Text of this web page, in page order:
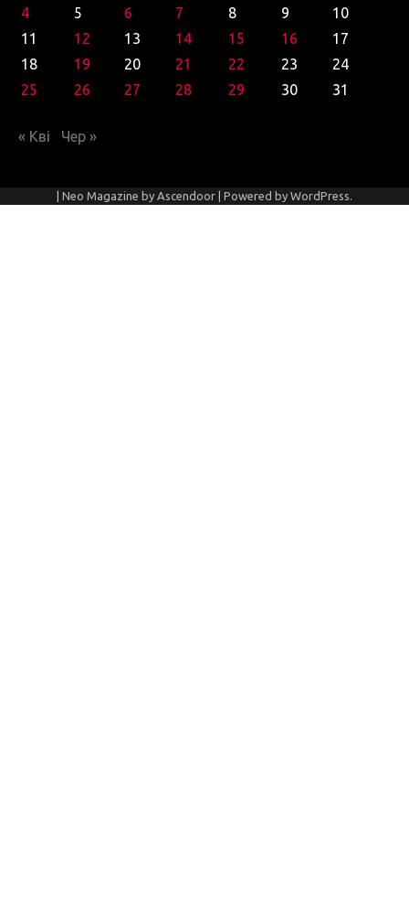
4
5 6 7 8 9
10
11
12 13 14 15 16
17
18
19 20 21 22 23
24
25
26 27 28 29 30 31
« Кві Чер »
| Neo Magazine by Ascendoor | Powered by WordPress.